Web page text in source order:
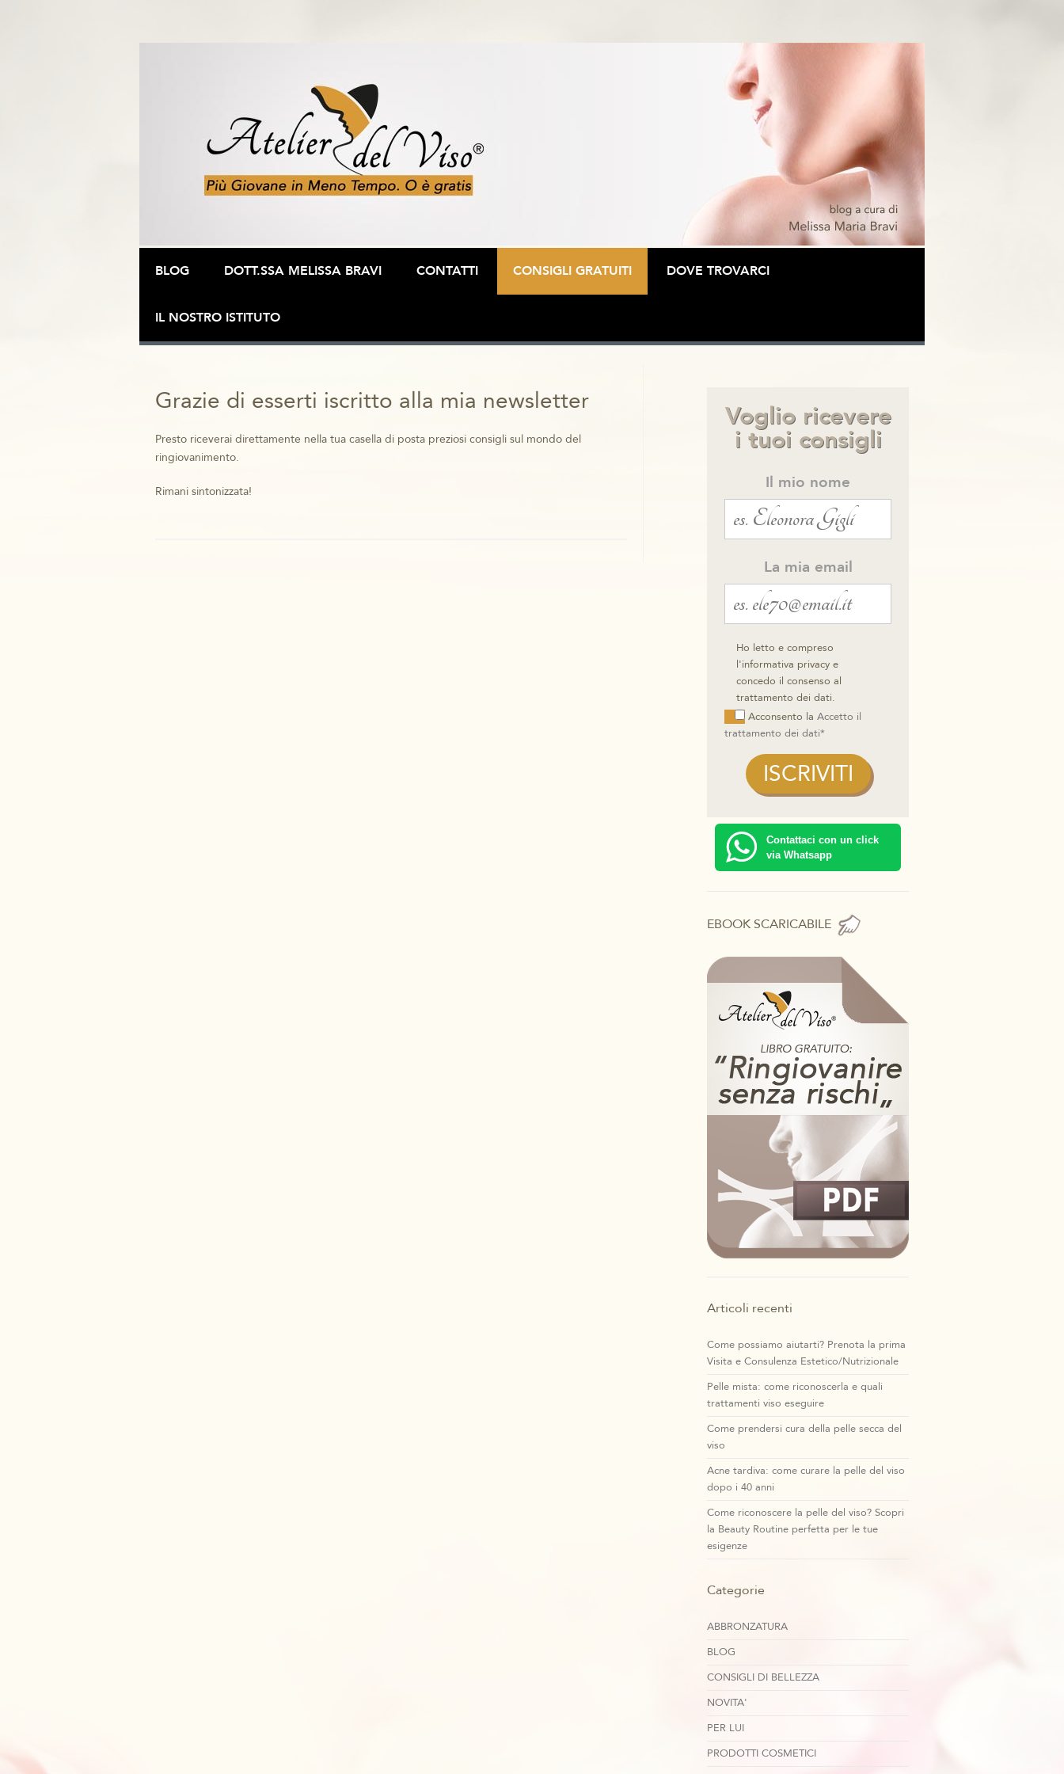
Vai al contenuto
BLOG DOTT.SSA MELISSA BRAVI CONTATTI CONSIGLI GRATUITI DOVE TROVARCI
IL NOSTRO ISTITUTO
Grazie di esserti iscritto alla mia newsletter
Presto riceverai direttamente nella tua casella di posta preziosi consigli sul mondo del
ringiovanimento.
Rimani sintonizzata!
Voglio ricevere
i tuoi consigli
Il mio nome
La mia email
Ho letto e compreso
l'informativa privacy e
concedo il consenso al
trattamento dei dati.
Acconsento laAccetto il
trattamento dei dati*
Contattaci con un click
via Whatsapp
EBOOK SCARICABILE
Articoli recenti
Come possiamo aiutarti? Prenota la prima
Visita e Consulenza Estetico/Nutrizionale
Pelle mista: come riconoscerla e quali
trattamenti viso eseguire
Come prendersi cura della pelle secca del
viso
Acne tardiva: come curare la pelle del viso
dopo i 40 anni
Come riconoscere la pelle del viso? Scopri
la Beauty Routine perfetta per le tue
esigenze
Categorie
ABBRONZATURA
BLOG
CONSIGLI DI BELLEZZA
NOVITA'
PER LUI
PRODOTTI COSMETICI